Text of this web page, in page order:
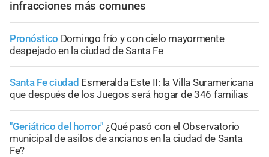
infracciones más comunes
Pronóstico Domingo frío y con cielo mayormente
despejado en la ciudad de Santa Fe
Santa Fe ciudad Esmeralda Este II: la Villa Suramericana
que después de los Juegos será hogar de 346 familias
"Geriátrico del horror" ¿Qué pasó con el Observatorio
municipal de asilos de ancianos en la ciudad de Santa
Fe?